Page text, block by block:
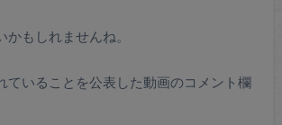
もしれませんね。
ていることを公表した動画のコメント欄